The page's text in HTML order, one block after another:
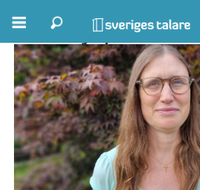
Boka ett möte
Samhällsnytta
Inspiration
Inspirerande Föreläsare
Personlig utveckling, målsättning
Åsa Nyquist